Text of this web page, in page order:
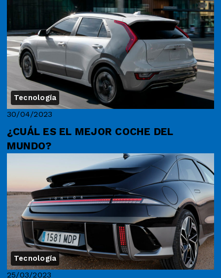
Tecnología
30/04/2023
¿CUÁL ES EL MEJOR COCHE DEL
MUNDO?
Tecnología
25/03/2023